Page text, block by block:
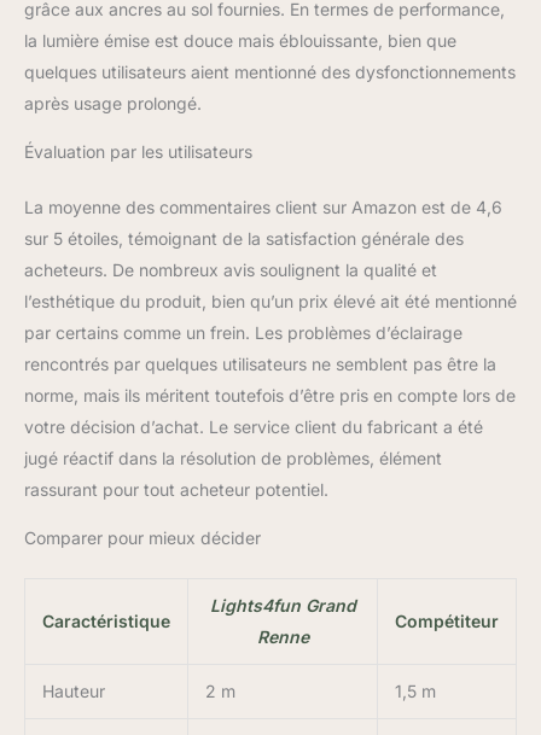
grâce aux ancres au sol fournies. En termes de performance,
la lumière émise est douce mais éblouissante, bien que
quelques utilisateurs aient mentionné des dysfonctionnements
après usage prolongé.
Évaluation par les utilisateurs
La moyenne des commentaires client sur Amazon est de 4,6
sur 5 étoiles, témoignant de la satisfaction générale des
acheteurs. De nombreux avis soulignent la qualité et
l’esthétique du produit, bien qu’un prix élevé ait été mentionné
par certains comme un frein. Les problèmes d’éclairage
rencontrés par quelques utilisateurs ne semblent pas être la
norme, mais ils méritent toutefois d’être pris en compte lors de
votre décision d’achat. Le service client du fabricant a été
jugé réactif dans la résolution de problèmes, élément
rassurant pour tout acheteur potentiel.
Comparer pour mieux décider
Caractéristique
Lights4fun Grand
Renne
Compétiteur
Hauteur 2 m 1,5 m